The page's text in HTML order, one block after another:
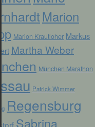
Marion
Marion Krautloher Markus
Martha Weber
München Marathon
Patrick Wimmer
Regensburg
Sabrina